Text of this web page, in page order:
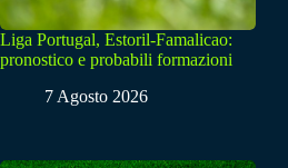
Liga Portugal, Estoril-Famalicao:
pronostico e probabili formazioni
7 Agosto 2026